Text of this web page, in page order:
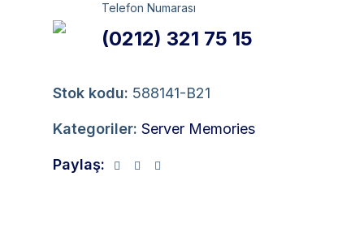
Telefon Numarası
(0212) 321 75 15
Stok kodu: 588141-B21
Kategoriler: Server Memories
Paylaş: